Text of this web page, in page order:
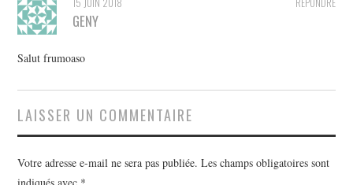
GENY
Salut frumoaso
LAISSER UN COMMENTAIRE
Votre adresse e-mail ne sera pas publiée. Les champs obligatoires sont